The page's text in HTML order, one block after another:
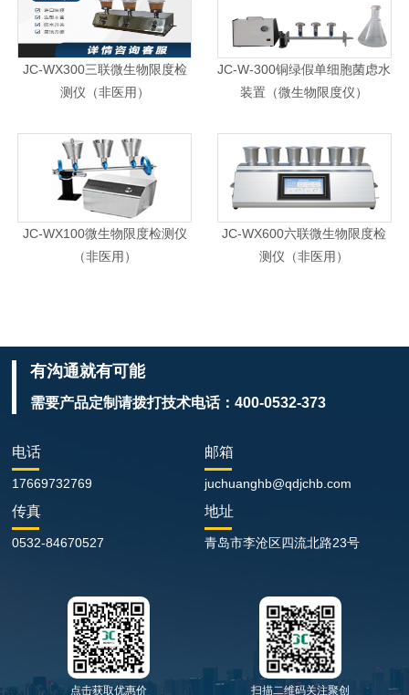
JC-WX300三联微生物限度检
测仪（非医用）
JC-W-300铜绿假单细胞菌虑水
装置（微生物限度仪）
JC-WX100微生物限度检测仪
（非医用）
JC-WX600六联微生物限度检
测仪（非医用）
有沟通就有可能
需要产品定制请拨打技术电话：400-0532-373
电话
17669732769
邮箱
juchuanghb@qdjchb.com
传真
0532-84670527
地址
青岛市李沧区四流北路23号
点击获取优惠价 扫描二维码关注聚创